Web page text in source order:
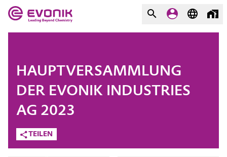
Market
Additive Manufacturing
Adhesives & Sealants
Evonik - Leading Beyond
Chemistry
Was uns antreibt
Über Evonik
UNTERNEHMEN
TEILEN
HAUPTVERSAMMLUNG
DER EVONIK INDUSTRIES
AG 2023